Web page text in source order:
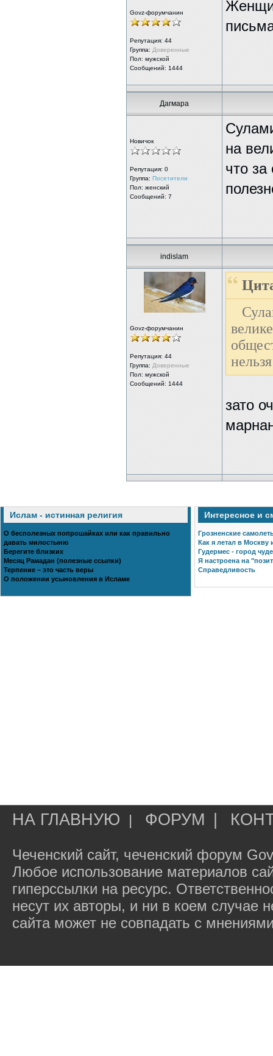
Govz-форумчанин
Репутация: 44
Группа: Доверенные
Пол: мужской
Сообщений: 1444
Дагмара
Новичок
Репутация: 0
Группа: Посетители
Пол: женский
Сообщений: 7
на
что
indislam
Govz-форумчанин
Репутация: 44
Группа: Доверенные
Пол: мужской
Сообщений: 1444
зато
Ислам - истинная религия
О бесполезных попрошайках или как правильно
давать милостыню
Берегите близких
Месяц Рамадан (полезные ссылки)
Терпение – это часть веры
О положении усыновления в Исламе
Интересное и
Грозненские
Как я летал в Москву
Гудермес - город
Я настроена на
Справедливость
НА ГЛАВНУЮ | ФОРУМ
Чеченский сайт, чеченский форум
Любое использование материалов
гиперссылки на ресурс.
несут их авторы, и ни в коем случае
сайта может не совпадать с